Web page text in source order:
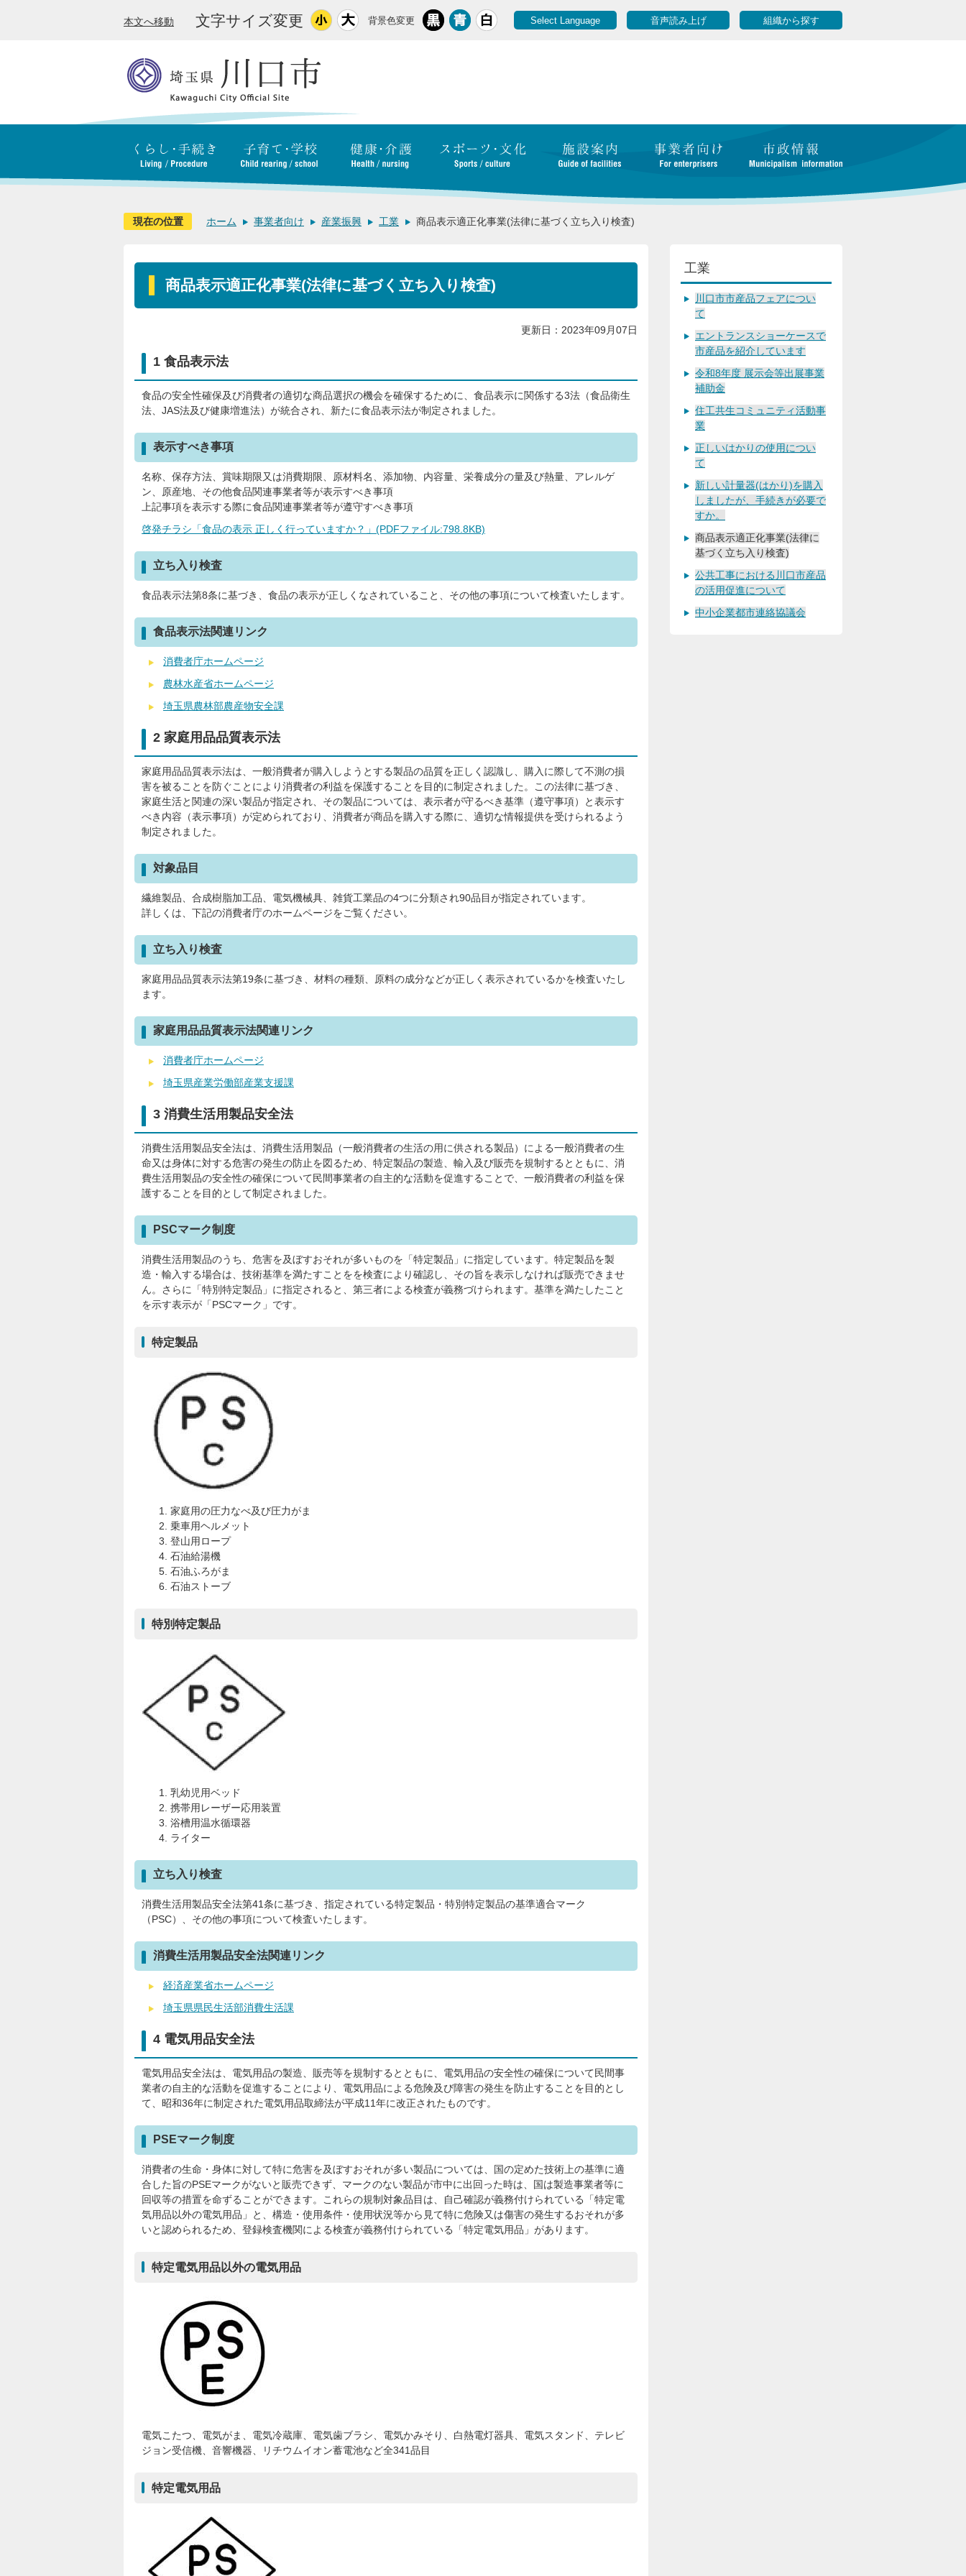
本文へ移動 文字サイズ変更 背景色変更 Select Language 音声読み上げ 組織から探す
現在の位置 ホーム 事業者向け 産業振興 工業 商品表示適正化事業(法律に基づく立ち入り検査)
商品表示適正化事業(法律に基づく立ち入り検査)
更新日：2023年09月07日
1 食品表示法
食品の安全性確保及び消費者の適切な商品選択の機会を確保するために、食品表示に関係する3法（食品衛生
法、JAS法及び健康増進法）が統合され、新たに食品表示法が制定されました。
表示すべき事項
名称、保存方法、賞味期限又は消費期限、原材料名、添加物、内容量、栄養成分の量及び熱量、アレルゲ
ン、原産地、その他食品関連事業者等が表示すべき事項
上記事項を表示する際に食品関連事業者等が遵守すべき事項
啓発チラシ「食品の表示 正しく行っていますか？」(PDFファイル:798.8KB)
立ち入り検査
食品表示法第8条に基づき、食品の表示が正しくなされていること、その他の事項について検査いたします。
食品表示法関連リンク
消費者庁ホームページ
農林水産省ホームページ
埼玉県農林部農産物安全課
2 家庭用品品質表示法
家庭用品品質表示法は、一般消費者が購入しようとする製品の品質を正しく認識し、購入に際して不測の損
害を被ることを防ぐことにより消費者の利益を保護することを目的に制定されました。この法律に基づき、
家庭生活と関連の深い製品が指定され、その製品については、表示者が守るべき基準（遵守事項）と表示す
べき内容（表示事項）が定められており、消費者が商品を購入する際に、適切な情報提供を受けられるよう
制定されました。
対象品目
繊維製品、合成樹脂加工品、電気機械具、雑貨工業品の4つに分類され90品目が指定されています。
詳しくは、下記の消費者庁のホームページをご覧ください。
立ち入り検査
家庭用品品質表示法第19条に基づき、材料の種類、原料の成分などが正しく表示されているかを検査いたし
ます。
家庭用品品質表示法関連リンク
消費者庁ホームページ
埼玉県産業労働部産業支援課
3 消費生活用製品安全法
消費生活用製品安全法は、消費生活用製品（一般消費者の生活の用に供される製品）による一般消費者の生
命又は身体に対する危害の発生の防止を図るため、特定製品の製造、輸入及び販売を規制するとともに、消
費生活用製品の安全性の確保について民間事業者の自主的な活動を促進することで、一般消費者の利益を保
護することを目的として制定されました。
PSCマーク制度
消費生活用製品のうち、危害を及ぼすおそれが多いものを「特定製品」に指定しています。特定製品を製
造・輸入する場合は、技術基準を満たすことをを検査により確認し、その旨を表示しなければ販売できませ
ん。さらに「特別特定製品」に指定されると、第三者による検査が義務づけられます。基準を満たしたこと
を示す表示が「PSCマーク」です。
特定製品
家庭用の圧力なべ及び圧力がま
乗車用ヘルメット
登山用ロープ
石油給湯機
石油ふろがま
石油ストーブ
特別特定製品
乳幼児用ベッド
携帯用レーザー応用装置
浴槽用温水循環器
ライター
立ち入り検査
消費生活用製品安全法第41条に基づき、指定されている特定製品・特別特定製品の基準適合マーク
（PSC）、その他の事項について検査いたします。
消費生活用製品安全法関連リンク
経済産業省ホームページ
埼玉県県民生活部消費生活課
4 電気用品安全法
電気用品安全法は、電気用品の製造、販売等を規制するとともに、電気用品の安全性の確保について民間事
業者の自主的な活動を促進することにより、電気用品による危険及び障害の発生を防止することを目的とし
て、昭和36年に制定された電気用品取締法が平成11年に改正されたものです。
PSEマーク制度
消費者の生命・身体に対して特に危害を及ぼすおそれが多い製品については、国の定めた技術上の基準に適
合した旨のPSEマークがないと販売できず、マークのない製品が市中に出回った時は、国は製造事業者等に
回収等の措置を命ずることができます。これらの規制対象品目は、自己確認が義務付けられている「特定電
気用品以外の電気用品」と、構造・使用条件・使用状況等から見て特に危険又は傷害の発生するおそれが多
いと認められるため、登録検査機関による検査が義務付けられている「特定電気用品」があります。
特定電気用品以外の電気用品
電気こたつ、電気がま、電気冷蔵庫、電気歯ブラシ、電気かみそり、白熱電灯器具、電気スタンド、テレビ
ジョン受信機、音響機器、リチウムイオン蓄電池など全341品目
特定電気用品
工業
川口市市産品フェアについ
て
エントランスショーケースで
市産品を紹介しています
令和8年度 展示会等出展事業
補助金
住工共生コミュニティ活動事
業
正しいはかりの使用につい
て
新しい計量器(はかり)を購入
しましたが、手続きが必要で
すか。
商品表示適正化事業(法律に
基づく立ち入り検査)
公共工事における川口市産品
の活用促進について
中小企業都市連絡協議会